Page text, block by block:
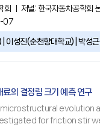
vehicle
for three-
or depth sensors,
회 ㅣ 저널: 한국자동차공학회
07
이성진(순천향대학교) | 박성
의 결정립 크기 예측 연구
evolution
for friction stir